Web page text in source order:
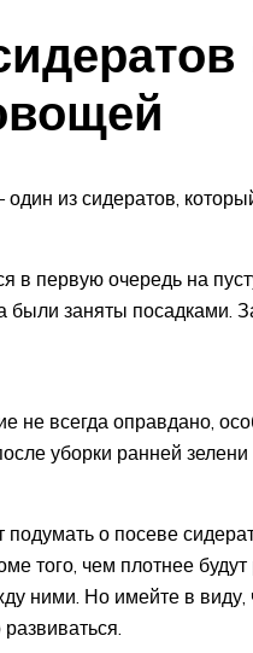
из сидератов,
в первую очередь на
были заняты посадками.
не всегда оправдано,
уборки ранней зелени
подумать о посеве
того, чем плотнее
ними. Но имейте в